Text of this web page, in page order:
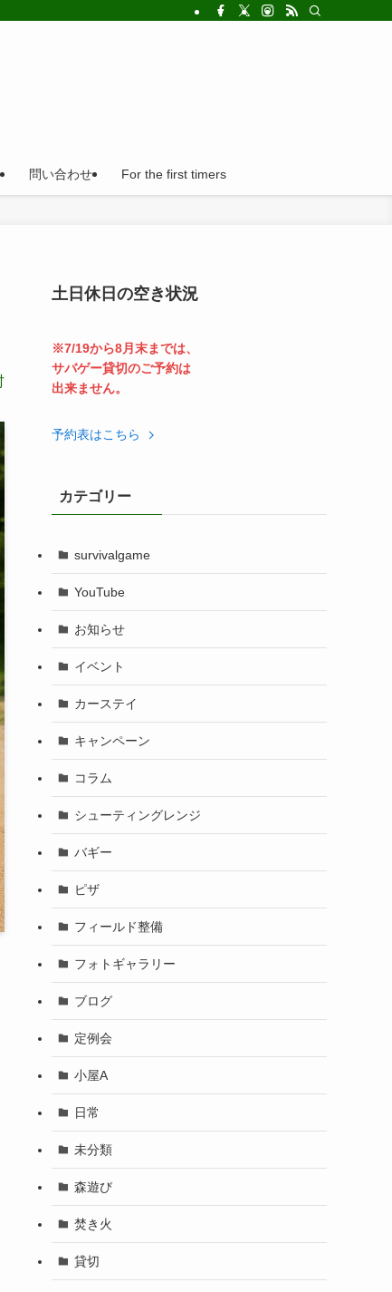
福利厚生利用にとても便利。
問い合わせ For the first timers
土日休日の空き状況
※7/19から8月末までは、
サバゲー貸切のご予約は
出来ません。
予約表はこちら
カテゴリー
survivalgame
YouTube
お知らせ
イベント
カーステイ
キャンペーン
コラム
シューティングレンジ
バギー
ピザ
フィールド整備
フォトギャラリー
ブログ
定例会
小屋A
日常
未分類
森遊び
焚き火
貸切